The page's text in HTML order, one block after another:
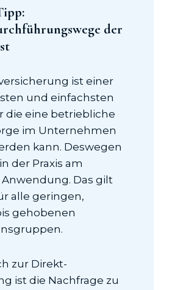
der
ist einer
und einfachsten
die eine betriebliche
im Unternehmen
kann. Deswegen
der Praxis am
Das gilt
alle geringen,
gehobenen
zur Direkt­
ist die Nachfrage zu